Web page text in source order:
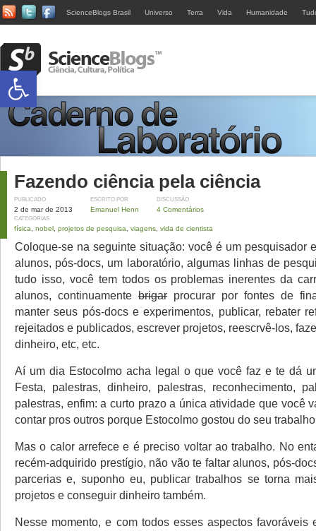
ScienceBlogs Brasil Universo Terra Vida Humanidade
Fazendo ciência pela ciência
PUBLICADO
2 de mar de 2013
ESCRITO POR
Emanuel Henn
DISCUSSÃO
4 Comentários
CATEGORIAS
física nobel projetos de pesquisa viagens vida de cientista
Coloque-se na seguinte situação: você é um pesquisador
alunos, pós-docs, um laboratório, algumas linhas de
tudo isso, você tem todos os problemas inerentes da
alunos, continuamente brigar procurar por fontes de
manter seus pós-docs e experimentos, publicar, rebater
rejeitados e publicados, escrever projetos, reescrvê-los,
dinheiro, etc, etc.
Aí um dia Estocolmo acha legal o que você faz e te dá
Festa, palestras, dinheiro, palestras, reconhecimento,
palestras, enfim: a curto prazo a única atividade que você
contar pros outros porque Estocolmo gostou do seu
Mas o calor arrefece e é preciso voltar ao trabalho. No
recém-adquirido prestígio, não vão te faltar alunos, pós-
parcerias e, suponho eu, publicar trabalhos se torna
projetos e conseguir dinheiro também.
Nesse momento, e com todos esses aspectos favoráveis
Abrir a barra de ferramentas